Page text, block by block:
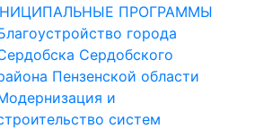
ПРОГРАММЫ
города
Сердобского
Пензенской области
и
систем